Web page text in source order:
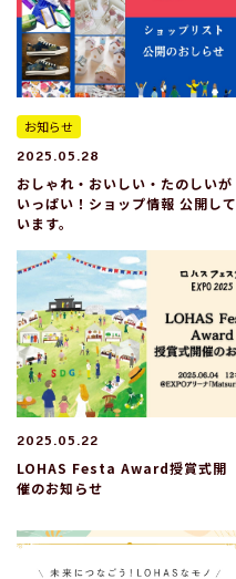
お知らせ
2025.05.28
おしゃれ・おいしい・たのしいが
いっぱい！ショップ情報 公開して
います。
2025.05.22
LOHAS Festa Award授賞式開
催のお知らせ